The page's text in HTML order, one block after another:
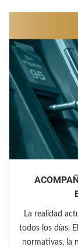
La realidad
todos los días.
normativas, la